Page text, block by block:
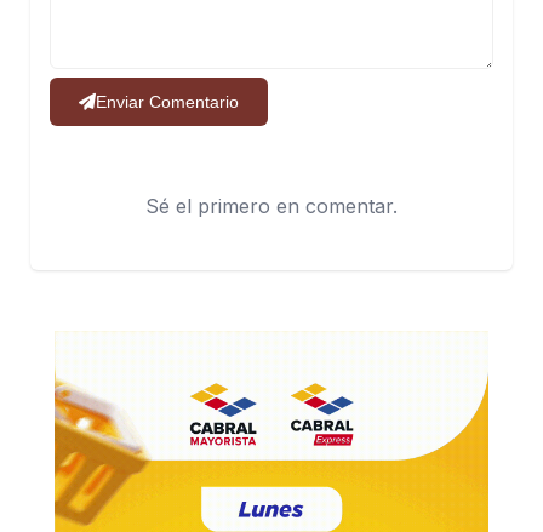
Enviar Comentario
Sé el primero en comentar.